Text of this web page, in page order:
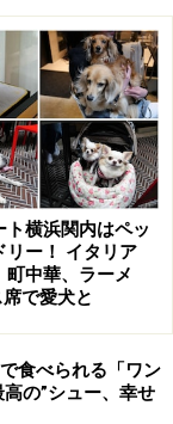
セプトとし、バ
チーズの魅力を
ティが入った
1100円）」と、
だいごみ）ロー
2種類。
ト横浜関内はペッ
リー！ イタリア
町中華、ラーメ
で愛犬と
食べられる「ワン
の”シュー、幸せ